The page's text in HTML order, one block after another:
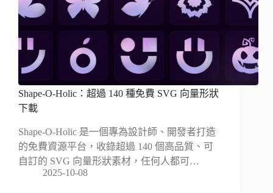
Shape-O-Holic：超過 140 種免費 SVG 向量形狀
下載
Shape-O-Holic 是一個專為設計師、開發者打造
的免費資源平台，收錄超過 140 個高品質、可
自訂的 SVG 向量形狀素材，任何人都可…
2025-10-08